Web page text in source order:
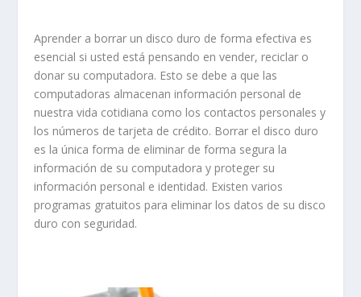
Aprender a borrar un disco duro de forma efectiva es
esencial si usted está pensando en vender, reciclar o
donar su computadora. Esto se debe a que las
computadoras almacenan información personal de
nuestra vida cotidiana como los contactos personales y
los números de tarjeta de crédito. Borrar el disco duro
es la única forma de eliminar de forma segura la
información de su computadora y proteger su
información personal e identidad. Existen varios
programas gratuitos para eliminar los datos de su disco
duro con seguridad.